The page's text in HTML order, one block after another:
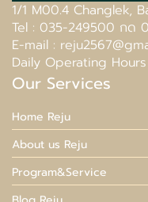
1/1 M00.4 Changlek,
Tel : 035-249500 กด
E-mail :
Daily Operating
Our Services
Home Reju
About us Reju
Program&Service